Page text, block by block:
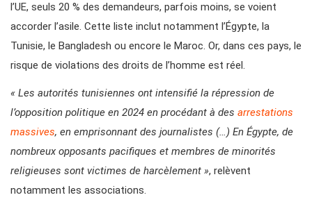
l’UE, seuls 20 % des demandeurs, parfois moins, se voient
accorder l’asile. Cette liste inclut notamment l’Égypte, la
Tunisie, le Bangladesh ou encore le Maroc. Or, dans ces pays, le
risque de violations des droits de l’homme est réel.
« Les autorités tunisiennes ont intensifié la répression de
l’opposition politique en 2024 en procédant à des arrestations
massives, en emprisonnant des journalistes (…) En Égypte, de
nombreux opposants pacifiques et membres de minorités
religieuses sont victimes de harcèlement », relèvent
notamment les associations.